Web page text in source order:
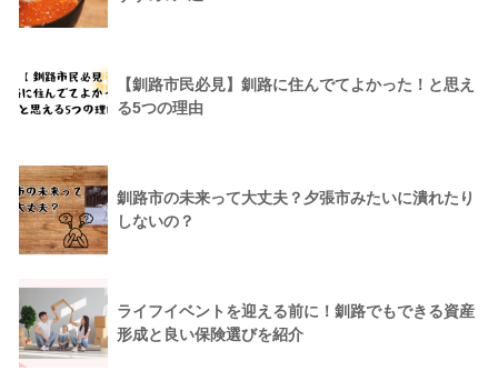
【釧路市民必見】釧路に住んでてよかった！と思え
る5つの理由
釧路市の未来って大丈夫？夕張市みたいに潰れたり
しないの？
ライフイベントを迎える前に！釧路でもできる資産
形成と良い保険選びを紹介